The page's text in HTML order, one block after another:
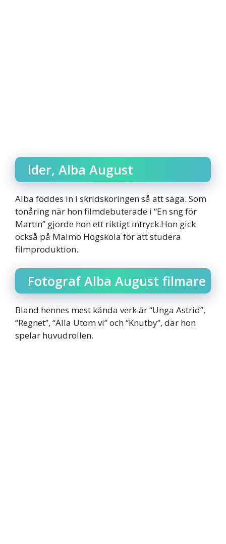
lder, Alba August
Alba föddes in i skridskoringen så att säga. Som
tonåring när hon filmdebuterade i “En sng för
Martin” gjorde hon ett riktigt intryck.Hon gick
också på Malmö Högskola för att studera
filmproduktion.
Fotograf Alba August filmare
Bland hennes mest kända verk är “Unga Astrid”,
“Regnet”, “Alla Utom vi” och “Knutby”, där hon
spelar huvudrollen.